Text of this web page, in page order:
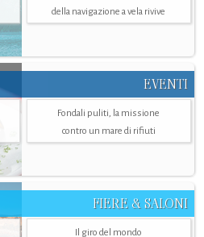
della navigazione a vela rivive
EVENTI
Fondali puliti, la missione
contro un mare di rifiuti
FIERE & SALONI
Il giro del mondo